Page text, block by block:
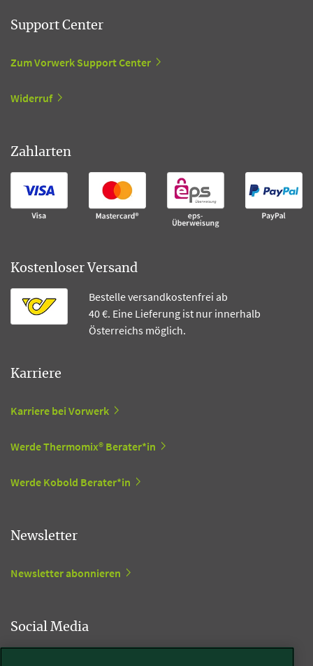
Support Center
Zum Vorwerk Support Center
Widerruf
Zahlarten
Kostenloser Versand
Bestelle versandkostenfrei ab
40 €. Eine Lieferung ist nur innerhalb
Österreichs möglich.
Karriere
Karriere bei Vorwerk
Werde Thermomix® Berater*in
Werde Kobold Berater*in
Newsletter
Newsletter abonnieren
Social Media